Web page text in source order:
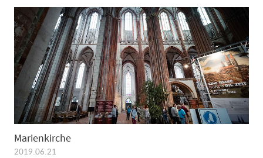
Marienkirche
2019.06.21